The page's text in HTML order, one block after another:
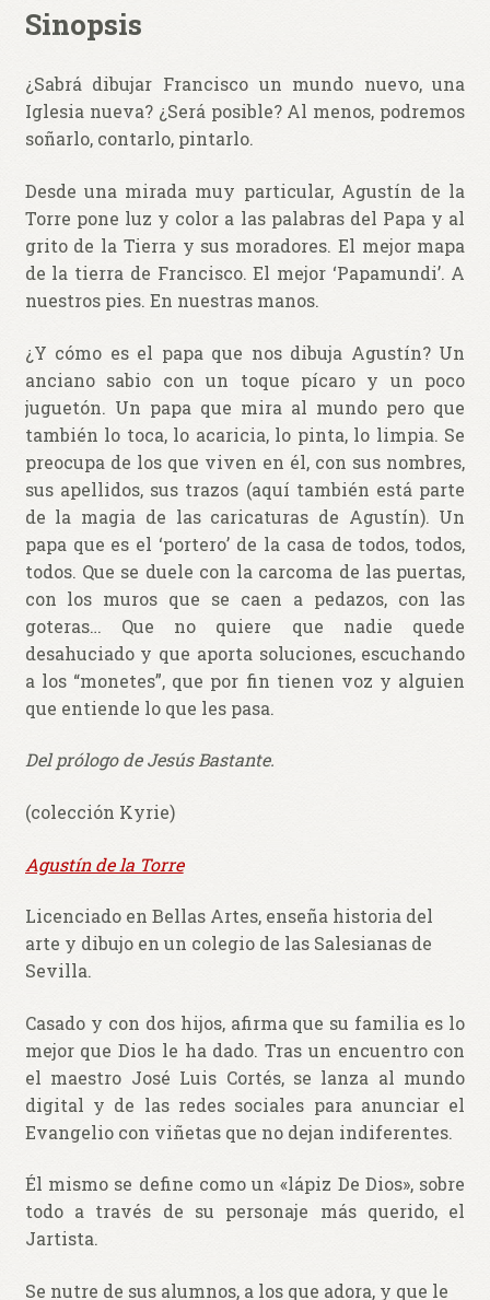
Sinopsis
¿Sabrá dibujar Francisco un mundo nuevo, una
Iglesia nueva? ¿Será posible? Al menos, podremos
soñarlo, contarlo, pintarlo.
Desde una mirada muy particular, Agustín de la
Torre pone luz y color a las palabras del Papa y al
grito de la Tierra y sus moradores. El mejor mapa
de la tierra de Francisco. El mejor ‘Papamundi’. A
nuestros pies. En nuestras manos.
¿Y cómo es el papa que nos dibuja Agustín? Un
anciano sabio con un toque pícaro y un poco
juguetón. Un papa que mira al mundo pero que
también lo toca, lo acaricia, lo pinta, lo limpia. Se
preocupa de los que viven en él, con sus nombres,
sus apellidos, sus trazos (aquí también está parte
de la magia de las caricaturas de Agustín). Un
papa que es el ‘portero’ de la casa de todos, todos,
todos. Que se duele con la carcoma de las puertas,
con los muros que se caen a pedazos, con las
goteras… Que no quiere que nadie quede
desahuciado y que aporta soluciones, escuchando
a los “monetes”, que por fin tienen voz y alguien
que entiende lo que les pasa.
Del prólogo de Jesús Bastante.
(colección Kyrie)
Agustín de la Torre
Licenciado en Bellas Artes, enseña historia del
arte y dibujo en un colegio de las Salesianas de
Sevilla.
Casado y con dos hijos, afirma que su familia es lo
mejor que Dios le ha dado. Tras un encuentro con
el maestro José Luis Cortés, se lanza al mundo
digital y de las redes sociales para anunciar el
Evangelio con viñetas que no dejan indiferentes.
Él mismo se define como un «lápiz De Dios», sobre
todo a través de su personaje más querido, el
Jartista.
Se nutre de sus alumnos, a los que adora, y que le